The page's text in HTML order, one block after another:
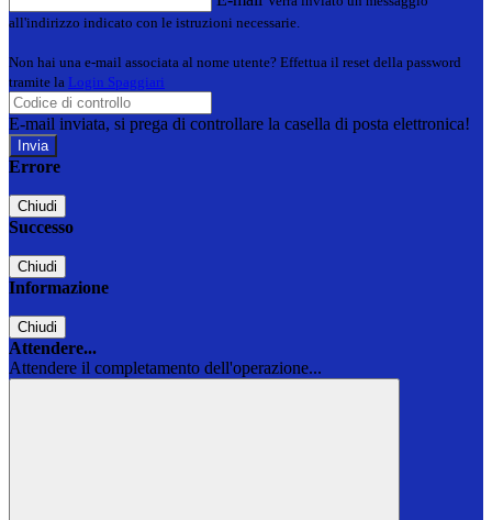
all'indirizzo indicato con le istruzioni necessarie.
Non hai una e-mail associata al nome utente? Effettua il reset della password
tramite la Login Spaggiari
E-mail inviata, si prega di controllare la casella di posta elettronica!
Errore
Chiudi
Successo
Chiudi
Informazione
Chiudi
Attendere...
Attendere il completamento dell'operazione...